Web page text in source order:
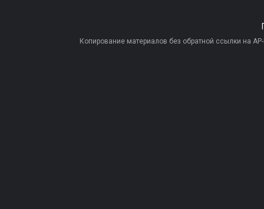
Копирование материалов без обратной ссылки на